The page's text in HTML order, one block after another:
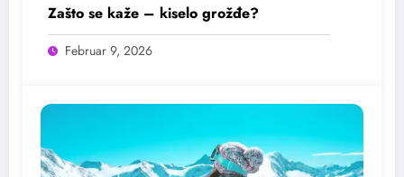
Zašto se kaže – kiselo grožđe?
Februar 9, 2026